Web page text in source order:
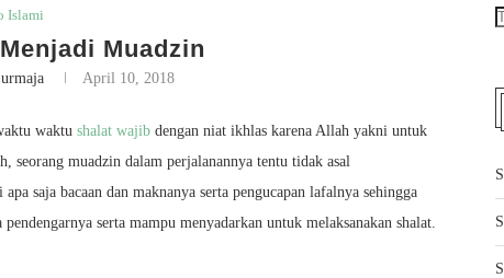
Islami
Muadzin
April 10, 2018
waktu shalat wajib dengan niat ikhlas karena Allah yakni untuk
seorang muadzin dalam perjalanannya tentu tidak asal
saja bacaan dan maknanya serta pengucapan lafalnya sehingga
serta mampu menyadarkan untuk melaksanakan shalat.